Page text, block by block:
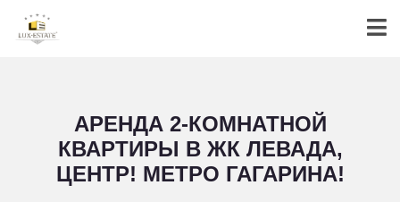
АРЕНДА 2-КОМНАТНОЙ
КВАРТИРЫ В ЖК ЛЕВАДА,
ЦЕНТР! МЕТРО ГАГАРИНА!